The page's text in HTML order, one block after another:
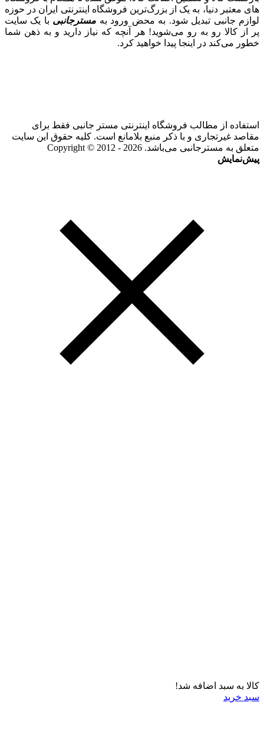
های معتبر دنیا، به یک از بزرگ‌ترین فروشگاه اینترنتی ایران در حوزه
لوازم جانبی تبدیل شود. به محض ورود به مسترجانبی با یک سایت
پر از کالا رو به رو می‌شوید! هر آنچه که نیاز دارید و به ذهن شما
خطور می‌کند در اینجا پیدا خواهید کرد.
استفاده از مطالب فروشگاه اینترنتی مستر جانبی فقط برای
مقاصد غیرتجاری و با ذکر منبع بلامانع است. کلیه حقوق این سایت
متعلق به مسترجانبی می‌باشد. Copyright © 2012 - 2026
پیش‌نمایش
کالا به سبد اضافه شد!
سبد خرید